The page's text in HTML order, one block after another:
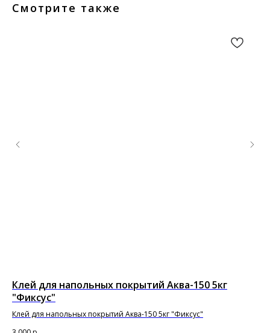
Смотрите также
Клей для напольных покрытий Аква-150 5кг
"Фиксус"
Клей для напольных покрытий Аква-150 5кг "Фиксус"